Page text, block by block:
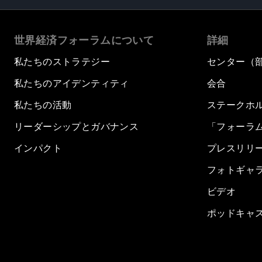
世界経済フォーラムについて
私たちのストラテジー
私たちのアイデンティティ
私たちの活動
リーダーシップとガバナンス
インパクト
詳細
センター（
会合
ステークホ
「フォーラ
プレスリリ
フォトギャ
ビデオ
ポッドキャ